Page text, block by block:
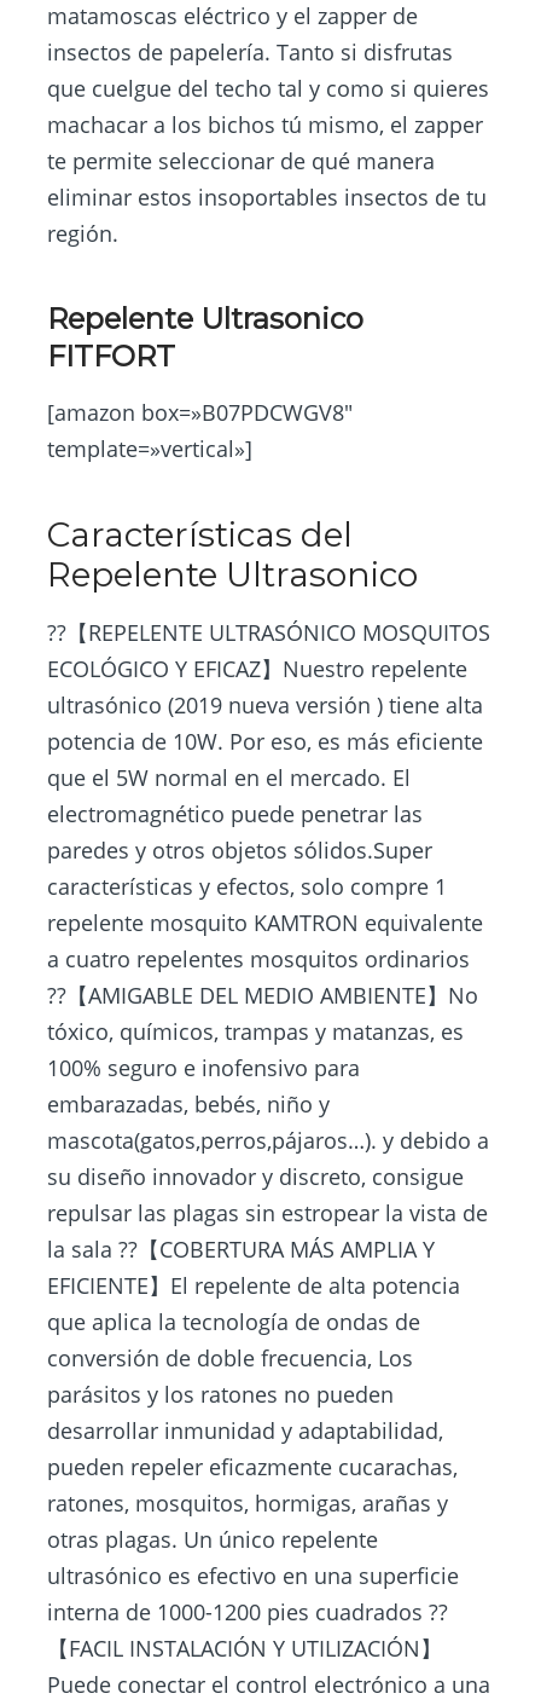
matamoscas eléctrico y el zapper de
insectos de papelería. Tanto si disfrutas
que cuelgue del techo tal y como si quieres
machacar a los bichos tú mismo, el zapper
te permite seleccionar de qué manera
eliminar estos insoportables insectos de tu
región.
Repelente Ultrasonico
FITFORT
[amazon box=»B07PDCWGV8″
template=»vertical»]
Características del
Repelente Ultrasonico
??【REPELENTE ULTRASÓNICO MOSQUITOS
ECOLÓGICO Y EFICAZ】Nuestro repelente
ultrasónico (2019 nueva versión ) tiene alta
potencia de 10W. Por eso, es más eficiente
que el 5W normal en el mercado. El
electromagnético puede penetrar las
paredes y otros objetos sólidos.Super
características y efectos, solo compre 1
repelente mosquito KAMTRON equivalente
a cuatro repelentes mosquitos ordinarios
??【AMIGABLE DEL MEDIO AMBIENTE】No
tóxico, químicos, trampas y matanzas, es
100% seguro e inofensivo para
embarazadas, bebés, niño y
mascota(gatos,perros,pájaros…). y debido a
su diseño innovador y discreto, consigue
repulsar las plagas sin estropear la vista de
la sala ??【COBERTURA MÁS AMPLIA Y
EFICIENTE】El repelente de alta potencia
que aplica la tecnología de ondas de
conversión de doble frecuencia, Los
parásitos y los ratones no pueden
desarrollar inmunidad y adaptabilidad,
pueden repeler eficazmente cucarachas,
ratones, mosquitos, hormigas, arañas y
otras plagas. Un único repelente
ultrasónico es efectivo en una superficie
interna de 1000-1200 pies cuadrados ??
【FACIL INSTALACIÓN Y UTILIZACIÓN】
Puede conectar el control electrónico a una